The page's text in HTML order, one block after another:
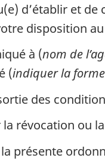
d’établir et
disposition
à (nom de
(indiquer la forme
des
révocation ou
présente